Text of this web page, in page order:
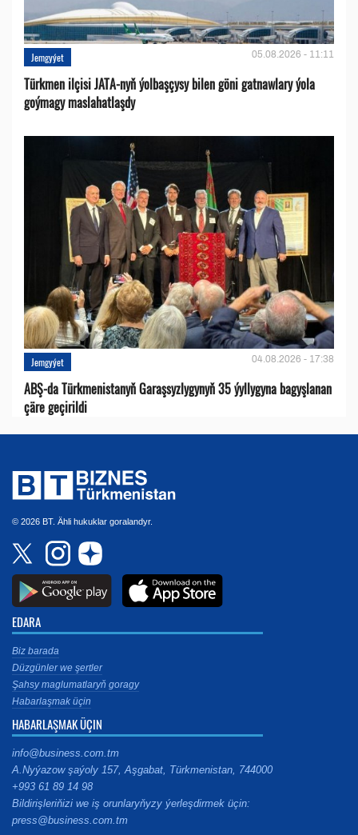
Jemgyýet 05.08.2026 - 11:11
Türkmen ilçisi JATA-nyň ýolbaşçysy bilen göni gatnawlary ýola
goýmagy maslahatlaşdy
Jemgyýet 04.08.2026 - 17:38
ABŞ-da Türkmenistanyň Garaşsyzlygynyň 35 ýyllygyna bagyşlanan
çäre geçirildi
© 2026 BT. Ähli hukuklar goralandyr.
EDARA
Biz barada
Düzgünler we şertler
Şahsy maglumatlaryň goragy
Habarlaşmak üçin
HABARLAŞMAK ÜÇIN
info@business.com.tm
A.Nyýazow şaýoly 157, Aşgabat, Türkmenistan, 744000
+993 61 89 14 98
Bildirişleriňizi we iş orunlaryňyzy ýerleşdirmek üçin:
press@business.com.tm